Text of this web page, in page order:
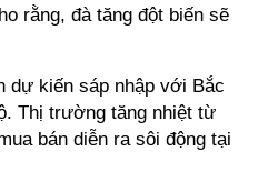
rằng, đà tăng đột biến sẽ
dự kiến sáp nhập với Bắc
Thị trường tăng nhiệt từ
bán diễn ra sôi động tại